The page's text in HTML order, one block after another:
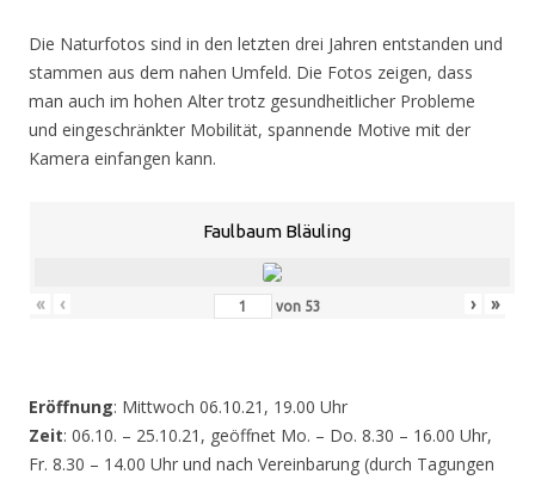
Die Naturfotos sind in den letzten drei Jahren entstanden und
stammen aus dem nahen Umfeld. Die Fotos zeigen, dass
man auch im hohen Alter trotz gesundheitlicher Probleme
und eingeschränkter Mobilität, spannende Motive mit der
Kamera einfangen kann.
Faulbaum Bläuling
« ‹ von 53 › »
Eröffnung: Mittwoch 06.10.21, 19.00 Uhr
Zeit: 06.10. – 25.10.21, geöffnet Mo. – Do. 8.30 – 16.00 Uhr,
Fr. 8.30 – 14.00 Uhr und nach Vereinbarung (durch Tagungen